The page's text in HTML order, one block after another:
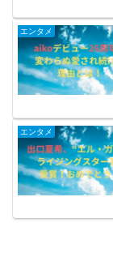
エンタメ
エンタメ